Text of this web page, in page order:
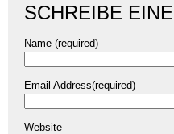
SCHREIBE
Name (required)
Email Address(required)
Website